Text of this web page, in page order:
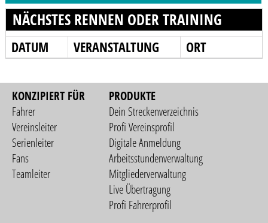
NÄCHSTES RENNEN ODER TRAINING
DATUM VERANSTALTUNG ORT
KONZIPIERT FÜR
Fahrer
Vereinsleiter
Serienleiter
Fans
Teamleiter
PRODUKTE
Dein Streckenverzeichnis
Profi Vereinsprofil
Digitale Anmeldung
Arbeitsstundenverwaltung
Mitgliederverwaltung
Live Übertragung
Profi Fahrerprofil